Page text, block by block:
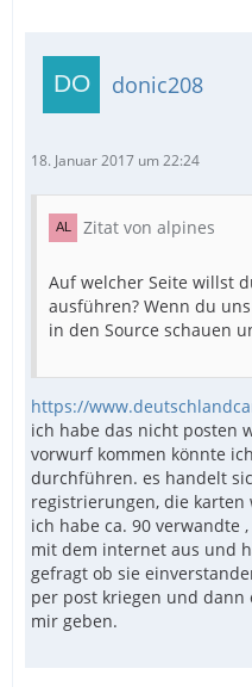
donic208
18. Januar 2017 um 22:24
Zitat von alpines
Auf welcher Seite willst
ausführen? Wenn du
in den Source schauen
https://
ich habe das nicht posten
vorwurf kommen könnte
durchführen. es handelt
registrierungen, die karten
ich habe ca. 90 verwandte
mit dem internet aus und
gefragt ob sie
per post kriegen und
mir geben.